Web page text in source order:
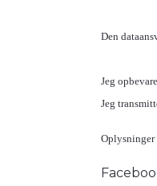
Den
Jeg
Jeg